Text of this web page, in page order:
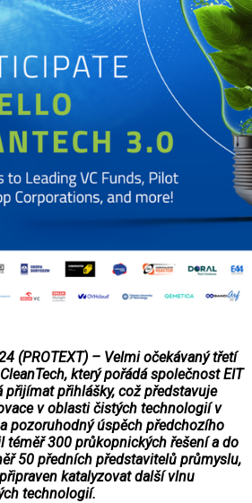
(PROTEXT) – Velmi očekávaný třetí
který pořádá společnost EIT
přijímat přihlášky, což představuje
v oblasti čistých technologií v
pozoruhodný úspěch předchozího
téměř 300 průkopnických řešení a do
50 předních představitelů průmyslu,
katalyzovat další vlnu
technologií.